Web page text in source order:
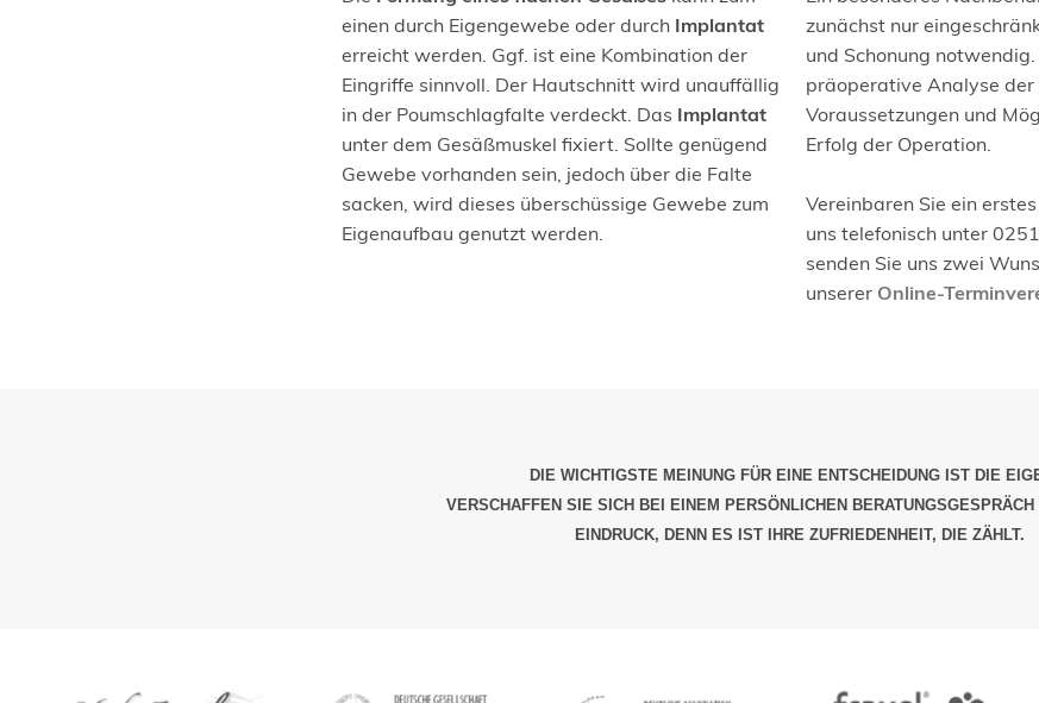
einen durch Eigengewebe oder durch Implantat
erreicht werden. Ggf. ist eine Kombination der
Eingriffe sinnvoll. Der Hautschnitt wird unauffällig
in der Poumschlagfalte verdeckt. Das Implantat
unter dem Gesäßmuskel fixiert. Sollte genügend
Gewebe vorhanden sein, jedoch über die Falte
sacken, wird dieses überschüssige Gewebe zum
Eigenaufbau genutzt werden.
zunächst nur
und Schonung
präoperative Analyse
Voraussetzungen und
Erfolg der Operation.
Vereinbaren Sie ein
uns telefonisch unter
senden Sie uns zwei
unserer Online-
DIE WICHTIGSTE MEINUNG FÜR EINE ENTSCHEIDUNG IST DIE
VERSCHAFFEN SIE SICH BEI EINEM PERSÖNLICHEN
EINDRUCK, DENN ES IST IHRE ZUFRIEDENHEIT, DIE ZÄHLT.